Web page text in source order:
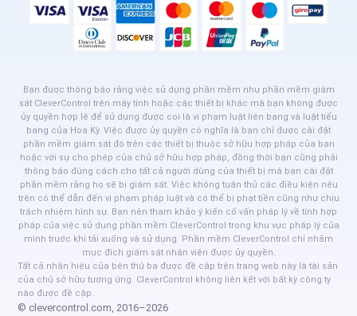
Bạn được thông báo rằng việc sử dụng phần mềm như phần mềm giám
sát CleverControl trên máy tính hoặc các thiết bị khác mà bạn không được
ủy quyền hợp lệ để sử dụng được coi là vi phạm luật liên bang và luật tiểu
bang của Hoa Kỳ. Việc được ủy quyền có nghĩa là bạn chỉ được cài đặt
phần mềm giám sát đó trên các thiết bị thuộc sở hữu hợp pháp của bạn
hoặc với sự cho phép của chủ sở hữu hợp pháp, đồng thời bạn cũng phải
thông báo đúng cách cho tất cả người dùng của thiết bị mà bạn cài đặt
phần mềm rằng họ sẽ bị giám sát. Việc không tuân thủ các điều kiện nêu
trên có thể dẫn đến vi phạm pháp luật và có thể bị phạt tiền cũng như chịu
trách nhiệm hình sự. Bạn nên tham khảo ý kiến cố vấn pháp lý về tính hợp
pháp của việc sử dụng phần mềm CleverControl trong khu vực pháp lý của
mình trước khi tải xuống và sử dụng. Phần mềm CleverControl chỉ nhằm
mục đích giám sát nhân viên được ủy quyền.
Tất cả nhãn hiệu của bên thứ ba được đề cập trên trang web này là tài sản
của chủ sở hữu tương ứng. CleverControl không liên kết với bất kỳ công ty
nào được đề cập.
© clevercontrol.com, 2016–2026